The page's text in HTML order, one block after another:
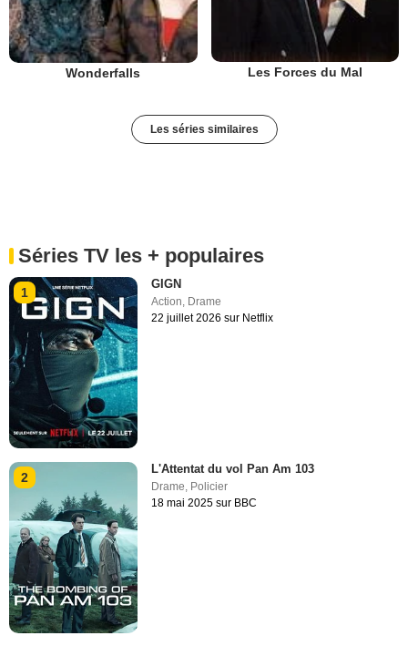
Wonderfalls Les Forces du Mal
Les séries similaires
Séries TV les + populaires
1
GIGN
Action Drame
22 juillet 2026 sur Netflix
2
L'Attentat du vol Pan Am 103
Drame, Policier
18 mai 2025 sur BBC